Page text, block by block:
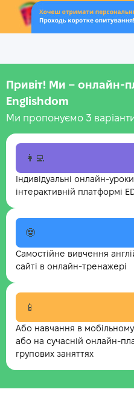
.
Привіт! Ми – онлайн-
Englishdom
Ми пропонуємо 3
👩‍💻
Індивідуальні онлайн-
інтерактивній платформі
🤓
Самостійне вивчення
сайті в онлайн-тренажері
📱
Або навчання в мобільному
або на сучасній онлайн-
групових заняттях